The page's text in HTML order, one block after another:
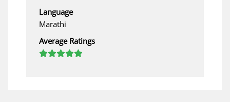
Language
Marathi
Average Ratings